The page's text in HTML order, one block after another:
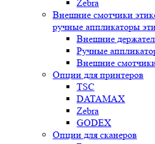
Zebra
Внешние смотчики
ручные аппликаторы
Внешние
Ручные
Внешние
Опции для принтеров
TSC
DATAMAX
Zebra
GODEX
Опции для сканеров